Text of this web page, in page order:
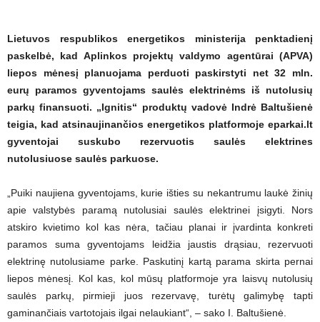
Lietuvos respublikos energetikos ministerija penktadienį
paskelbė, kad Aplinkos projektų valdymo agentūrai (APVA)
liepos mėnesį planuojama perduoti paskirstyti net 32 mln.
eurų paramos gyventojams saulės elektrinėms iš nutolusių
parkų finansuoti. „Ignitis“ produktų vadovė Indrė Baltušienė
teigia, kad atsinaujinančios energetikos platformoje eparkai.lt
gyventojai suskubo rezervuotis saulės elektrines
nutolusiuose saulės parkuose.
„Puiki naujiena gyventojams, kurie išties su nekantrumu laukė žinių
apie valstybės paramą nutolusiai saulės elektrinei įsigyti. Nors
atskiro kvietimo kol kas nėra, tačiau planai ir įvardinta konkreti
paramos suma gyventojams leidžia jaustis drąsiau, rezervuoti
elektrinę nutolusiame parke. Paskutinį kartą parama skirta pernai
liepos mėnesį. Kol kas, kol mūsų platformoje yra laisvų nutolusių
saulės parkų, pirmieji juos rezervavę, turėtų galimybę tapti
gaminančiais vartotojais ilgai nelaukiant“, – sako I. Baltušienė.